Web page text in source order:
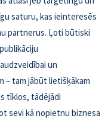
saturu, kas ieinteresēs
partnerus. Ļoti būtiski
un
– tam jābūt lietišķākam
tīklos, tādējādi
sevi kā nopietnu biznesa